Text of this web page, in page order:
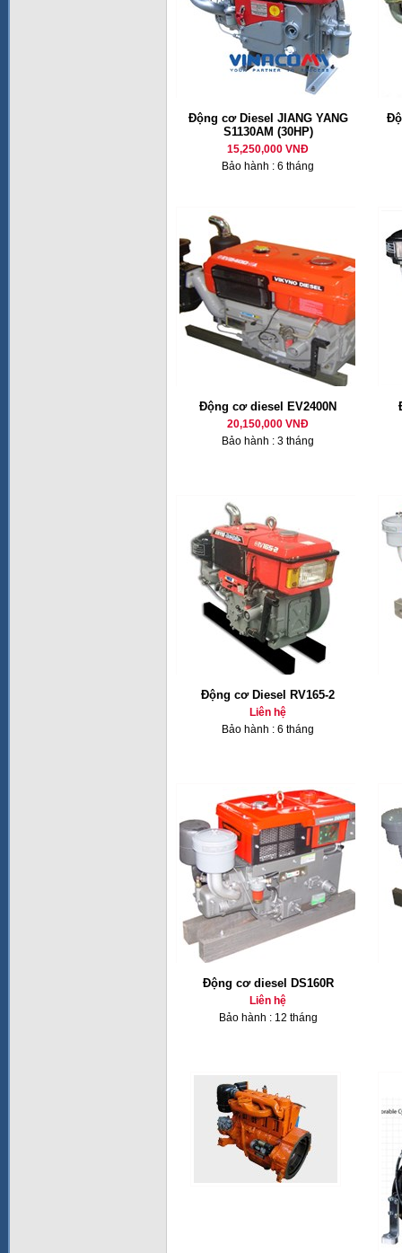
Động cơ Diesel JIANG YANG
S1130AM (30HP)
15,250,000 VNĐ
Bảo hành : 6 tháng
Động cơ diesel EV2400N
20,150,000 VNĐ
Bảo hành : 3 tháng
Động cơ Diesel RV165-2
Liên hệ
Bảo hành : 6 tháng
Động cơ diesel DS160R
Liên hệ
Bảo hành : 12 tháng